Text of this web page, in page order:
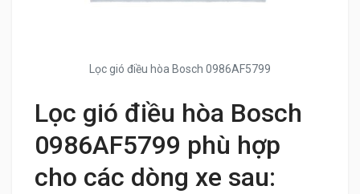
Lọc gió điều hòa Bosch 0986AF5799
Lọc gió điều hòa Bosch
0986AF5799 phù hợp
cho các dòng xe sau: